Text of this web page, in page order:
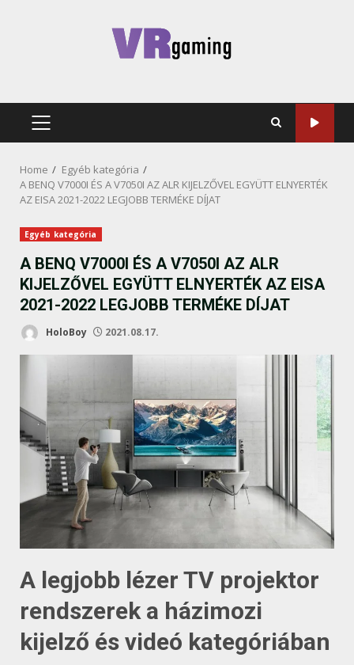
PRIMARY
Home
Egyéb kategória
A BENQ V7000I ÉS A V7050I AZ ALR KIJELZŐVEL EGYÜTT ELNYERTÉK
AZ EISA 2021-2022 LEGJOBB TERMÉKE DÍJAT
Egyéb kategória
A BENQ V7000I ÉS A V7050I AZ ALR
KIJELZŐVEL EGYÜTT ELNYERTÉK AZ EISA
2021-2022 LEGJOBB TERMÉKE DÍJAT
HoloBoy 2021.08.17.
A legjobb lézer TV projektor
rendszerek a házimozi
kijelző és videó kategóriában